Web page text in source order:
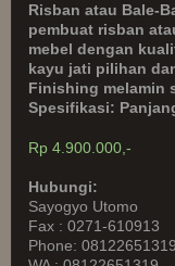
Risban atau Bale-
pembuat risban
mebel dengan
kayu jati pilihan
Finishing melamin
Spesifikasi:
Rp 4.900.000,-
Hubungi:
Sayogyo Utomo
Fax : 0271-610913
Phone: 08122651319